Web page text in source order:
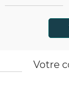
Votre